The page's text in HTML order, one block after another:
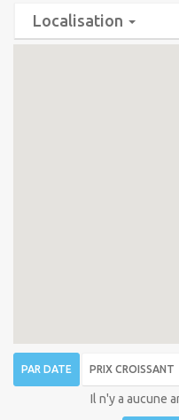
Localisation
PAR DATE PRIX CROISSANT
Il n'y a aucune